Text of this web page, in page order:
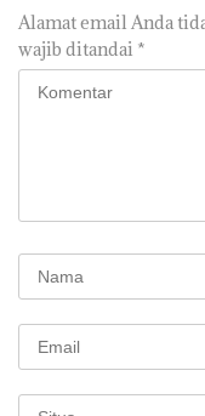
Alamat email Anda
wajib ditandai *